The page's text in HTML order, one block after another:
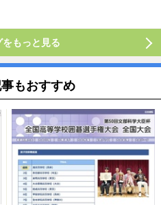
をもっと見る
もおすすめ